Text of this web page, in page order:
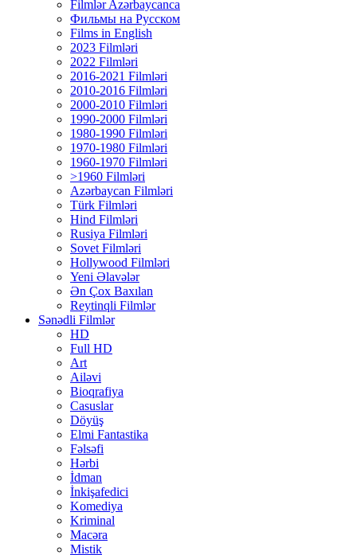
Filmlər Azərbaycanca
Фильмы на Русском
Films in English
2023 Filmləri
2022 Filmləri
2016-2021 Filmləri
2010-2016 Filmləri
2000-2010 Filmləri
1990-2000 Filmləri
1980-1990 Filmləri
1970-1980 Filmləri
1960-1970 Filmləri
>1960 Filmləri
Azərbaycan Filmləri
Türk Filmləri
Hind Filmləri
Rusiya Filmləri
Sovet Filmləri
Hollywood Filmləri
Yeni Əlavələr
Ən Çox Baxılan
Reytinqli Filmlər
Sənədli Filmlər
HD
Full HD
Art
Ailəvi
Bioqrafiya
Casuslar
Döyüş
Elmi Fantastika
Fəlsəfi
Hərbi
İdman
İnkişafedici
Komediya
Kriminal
Macəra
Mistik